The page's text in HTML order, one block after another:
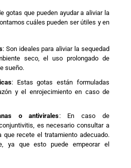
gotas que pueden ayudar a aliviar la
cuáles pueden ser útiles y en
: Son ideales para aliviar la sequedad
seco, el uso prolongado de
sueño.
: Estas gotas están formuladas
y el enrojecimiento en caso de
o antivirales: En caso de
es necesario consultar a
que recete el tratamiento adecuado.
ya que esto puede empeorar el